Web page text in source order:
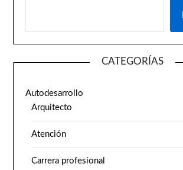
CATEGORÍAS
Autodesarrollo
Arquitecto
Atención
Carrera profesional